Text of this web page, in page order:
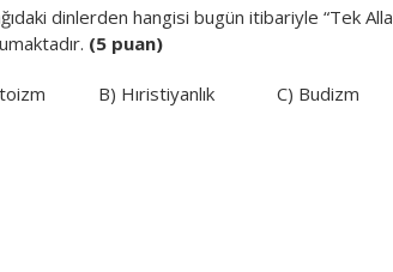
dinlerden hangisi bugün itibariyle “Tek
(5 puan)
B) Hıristiyanlık C) Budizm